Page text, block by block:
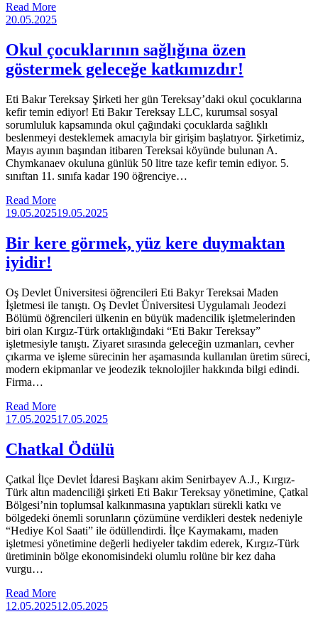
Read More
20.05.2025
Okul çocuklarının sağlığına özen
göstermek geleceğe katkımızdır!
Eti Bakır Tereksay Şirketi her gün Tereksay’daki okul çocuklarına
kefir temin ediyor! Eti Bakır Tereksay LLC, kurumsal sosyal
sorumluluk kapsamında okul çağındaki çocuklarda sağlıklı
beslenmeyi desteklemek amacıyla bir girişim başlatıyor. Şirketimiz,
Mayıs ayının başından itibaren Tereksai köyünde bulunan A.
Chymkanaev okuluna günlük 50 litre taze kefir temin ediyor. 5.
sınıftan 11. sınıfa kadar 190 öğrenciye…
Read More
19.05.202519.05.2025
Bir kere görmek, yüz kere duymaktan
iyidir!
Oş Devlet Üniversitesi öğrencileri Eti Bakyr Tereksai Maden
İşletmesi ile tanıştı. Oş Devlet Üniversitesi Uygulamalı Jeodezi
Bölümü öğrencileri ülkenin en büyük madencilik işletmelerinden
biri olan Kırgız-Türk ortaklığındaki “Eti Bakır Tereksay”
işletmesiyle tanıştı. Ziyaret sırasında geleceğin uzmanları, cevher
çıkarma ve işleme sürecinin her aşamasında kullanılan üretim süreci,
modern ekipmanlar ve jeodezik teknolojiler hakkında bilgi edindi.
Firma…
Read More
17.05.202517.05.2025
Chatkal Ödülü
Çatkal İlçe Devlet İdaresi Başkanı аkim Senirbayev A.J., Kırgız-
Türk altın madenciliği şirketi Eti Bakır Tereksay yönetimine, Çatkal
Bölgesi’nin toplumsal kalkınmasına yaptıkları sürekli katkı ve
bölgedeki önemli sorunların çözümüne verdikleri destek nedeniyle
“Hediye Kol Saati” ile ödüllendirdi. İlçe Kaymakamı, maden
işletmesi yönetimine değerli hediyeler takdim ederek, Kırgız-Türk
üretiminin bölge ekonomisindeki olumlu rolüne bir kez daha
vurgu…
Read More
12.05.202512.05.2025